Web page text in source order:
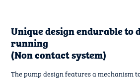
Unique design endurable to
running
(Non contact system)
The pump design features a mechanism